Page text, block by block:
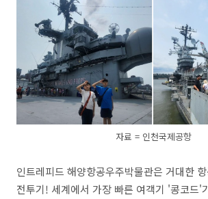
자료 = 인천국제공항
인트레피드 해양항공우주박물관은 거대한
전투기! 세계에서 가장 빠른 여객기 '콩코드'